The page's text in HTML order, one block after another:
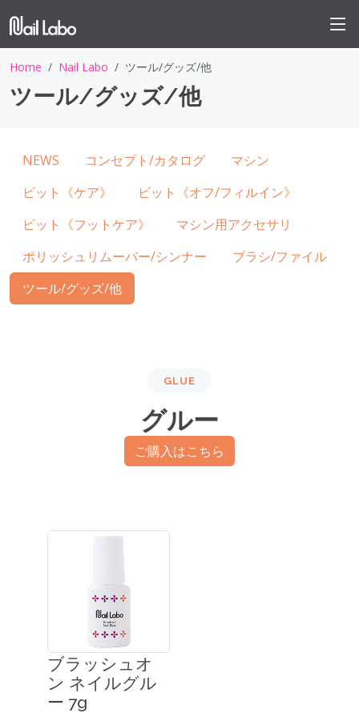
Home Nail Labo ツール/グッズ/他
ツール/グッズ/他
NEWS コンセプト/カタログ
マシン
ビット《ケア》
ビット《オフ/フィルイン》
ビット《フットケア》
マシン用アクセサリ
ポリッシュリムーバー/シンナー
ブラシ/ファイル
ツール/グッズ/他
GLUE
グルー
ご購入はこちら
ブラッシュオ
ン ネイルグル
ー 7g